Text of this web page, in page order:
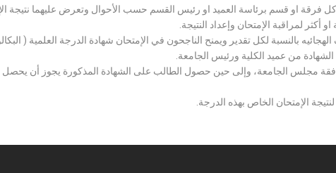
فرقة او قسم برئاسة العميد او رئيس القسم حسب الأحوال وتعرض عليهما نتيجة
لمراقبة الإمتحان وإعداد النتيجة.
بالنسبة لكل تقدير ويمنح الناجحون في الإمتحان شهادة الدرجة العلمية (
من عميد الكلية ورئيس الجامعة.
مجلس الجامعة، وإلى حين حصول الطالب على الشهادة المذكورة يجوز أن يحصل
الإمتحان الخاص بهذه الدرجة.